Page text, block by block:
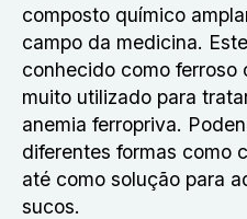
composto químico
campo da medicina.
conhecido como ferroso
muito utilizado para
anemia ferropriva.
diferentes formas como
até como solução para
sucos.